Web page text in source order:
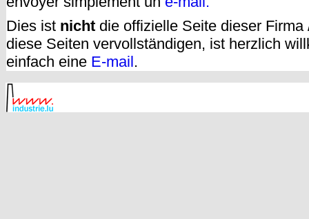
Dies ist nicht die offizielle Seite dieser
diese Seiten vervollständigen, ist herzlich
einfach eine E-mail.